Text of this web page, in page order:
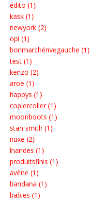
édito (1)
kask (1)
newyork (2)
opi (1)
bonmarchérivegauche (1)
test (1)
kenzo (2)
aroe (1)
happys (1)
copiercoller (1)
moonboots (1)
stan smith (1)
nuxe (2)
lnandes (1)
produitsfinis (1)
avène (1)
bandana (1)
babies (1)